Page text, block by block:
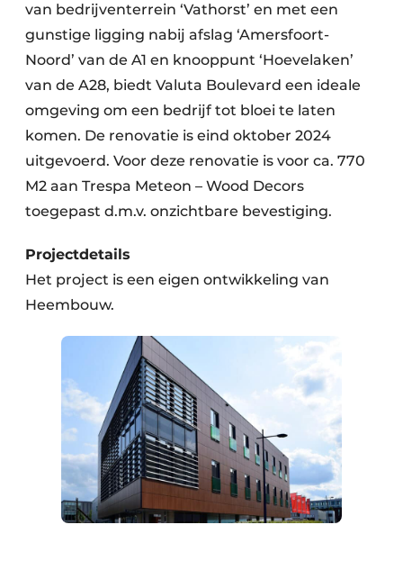
van bedrijventerrein ‘Vathorst’ en met een
gunstige ligging nabij afslag ‘Amersfoort-
Noord’ van de A1 en knooppunt ‘Hoevelaken’
van de A28, biedt Valuta Boulevard een ideale
omgeving om een bedrijf tot bloei te laten
komen. De renovatie is eind oktober 2024
uitgevoerd. Voor deze renovatie is voor ca. 770
M2 aan Trespa Meteon – Wood Decors
toegepast d.m.v. onzichtbare bevestiging.
Projectdetails
Het project is een eigen ontwikkeling van
Heembouw.